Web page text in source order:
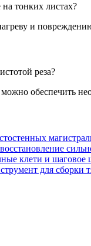
тонких листах?
и
реза?
обеспечить
клети и шаговое
для